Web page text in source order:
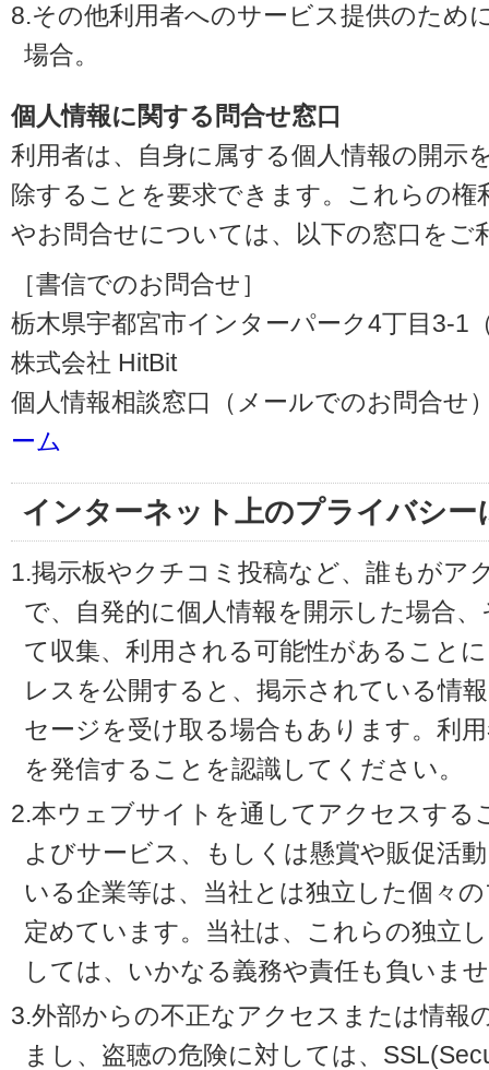
8.その他利用者へのサービス提供のため
場合。
個人情報に関する問合せ窓口
利用者は、自身に属する個人情報の開示
除することを要求できます。これらの権
やお問合せについては、以下の窓口をご
［書信でのお問合せ］
栃木県宇都宮市インターパーク4丁目3-1
株式会社 HitBit
個人情報相談窓口（メールでのお問合せ
ーム
インターネット上のプライバシー
1.掲示板やクチコミ投稿など、誰もがア
で、自発的に個人情報を開示した場合
て収集、利用される可能性があること
レスを公開すると、掲示されている情
セージを受け取る場合もあります。利
を発信することを認識してください。
2.本ウェブサイトを通してアクセスする
よびサービス、もしくは懸賞や販促活
いる企業等は、当社とは独立した個々
定めています。当社は、これらの独立
しては、いかなる義務や責任も負いま
3.外部からの不正なアクセスまたは情報
まし、盗聴の危険に対しては、